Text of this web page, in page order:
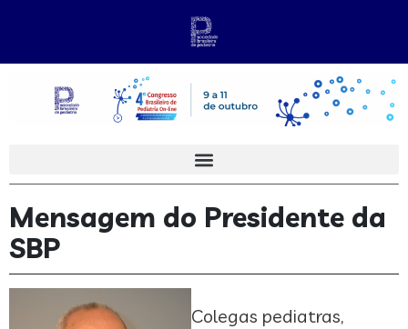
Mensagem do Presidente da
SBP
Colegas pediatras,